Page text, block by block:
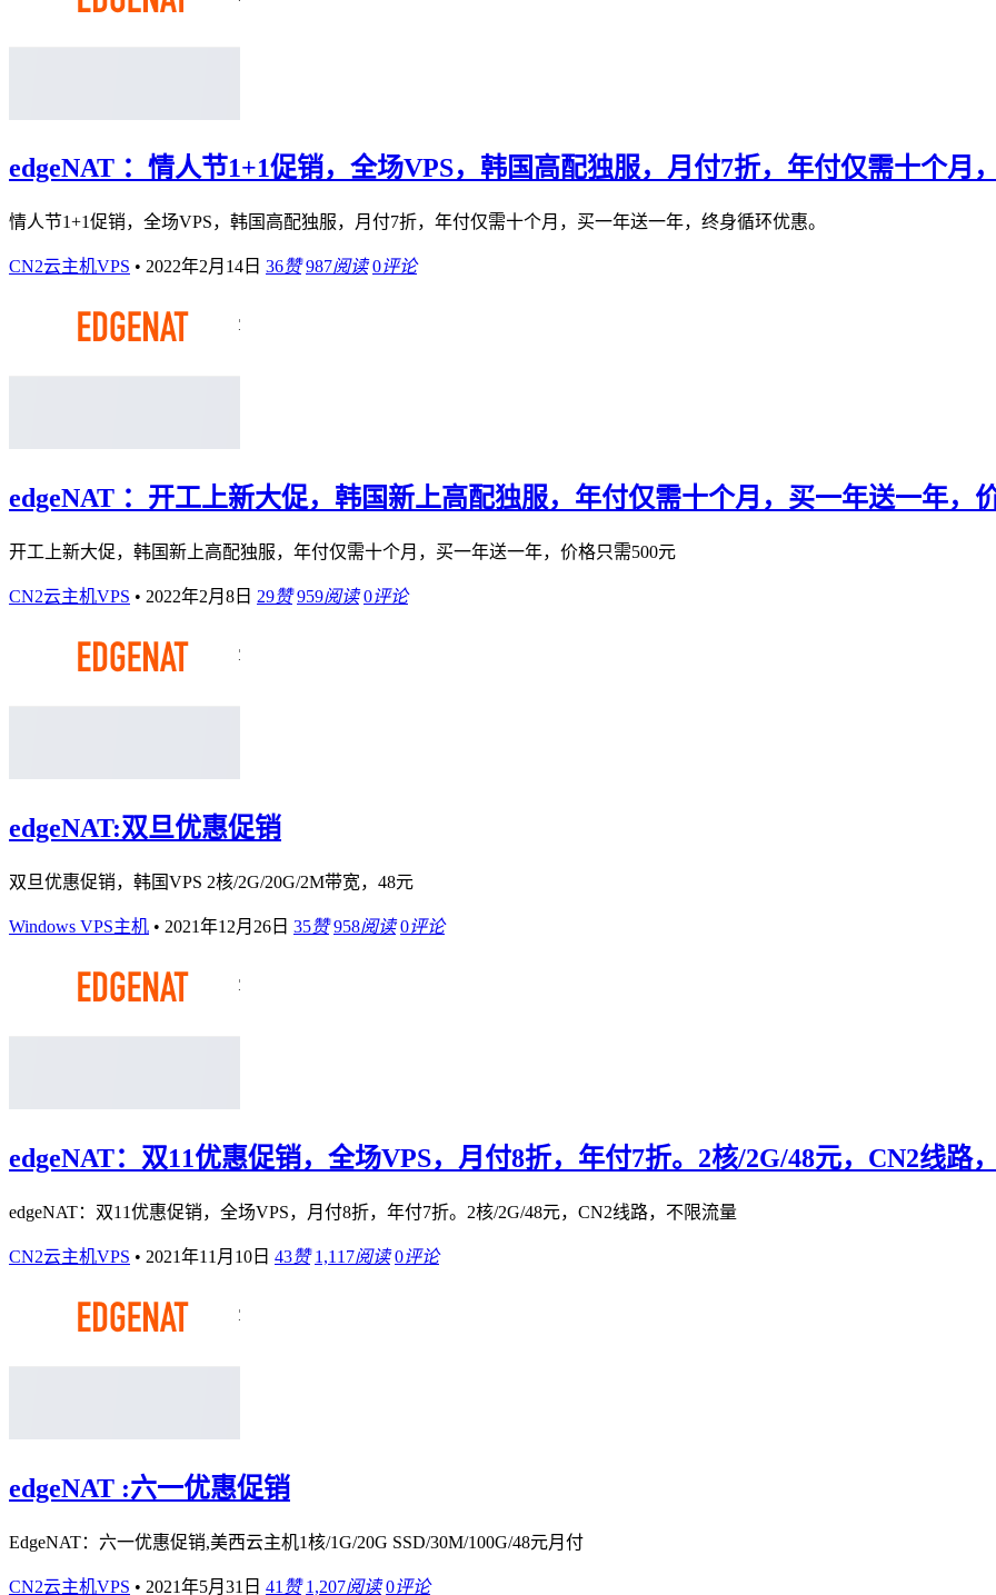
edgeNAT ：情人节1+1促销，全场VPS，韩国高配独服，月付7折，年付仅需十个月
情人节1+1促销，全场VPS，韩国高配独服，月付7折，年付仅需十个月，买一年送一年，终身循环优惠。
CN2云主机VPS • 2022年2月14日 36赞 987阅读 0评论
edgeNAT ：开工上新大促，韩国新上高配独服，年付仅需十个月，买一年送一年，
开工上新大促，韩国新上高配独服，年付仅需十个月，买一年送一年，价格只需500元
CN2云主机VPS • 2022年2月8日 29赞 959阅读 0评论
edgeNAT:双旦优惠促销
双旦优惠促销，韩国VPS 2核/2G/20G/2M带宽，48元
Windows VPS主机 • 2021年12月26日 35赞 958阅读 0评论
edgeNAT：双11优惠促销，全场VPS，月付8折，年付7折。2核/2G/48元，CN2线路
edgeNAT：双11优惠促销，全场VPS，月付8折，年付7折。2核/2G/48元，CN2线路，不限流量
CN2云主机VPS • 2021年11月10日 43赞 1,117阅读 0评论
edgeNAT :六一优惠促销
EdgeNAT：六一优惠促销,美西云主机1核/1G/20G SSD/30M/100G/48元月付
CN2云主机VPS • 2021年5月31日 41 赞 1,207阅读 0评论